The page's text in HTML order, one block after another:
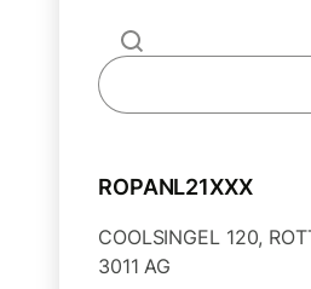
ROPANL21XXX
COOLSINGEL 120,
3011 AG